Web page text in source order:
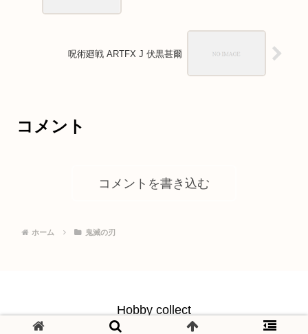
呪術廻戦 ARTFX J 伏黒甚爾
コメント
コメントを書き込む
ホーム 鬼滅の刃
Hobby collect
© 2021 Hobby collect.